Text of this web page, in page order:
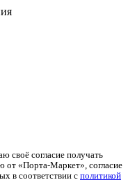
своё согласие получать
от «Порта-Маркет», согласие
в соответствии с политикой